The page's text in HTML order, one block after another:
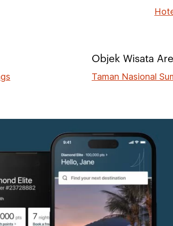
Objek Wisata
Taman Nasional